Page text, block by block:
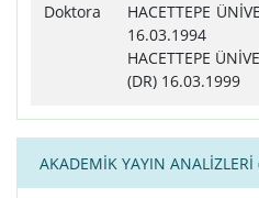
Doktora
HACETTEPE
16.03.1994
HACETTEPE
(DR) 16.03.1999
AKADEMİK YAYIN ANALİZLERİ